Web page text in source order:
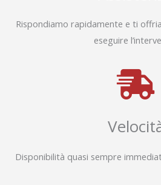
Rispondiamo rapidamente e ti
eseguire
Disponibilità quasi sempre